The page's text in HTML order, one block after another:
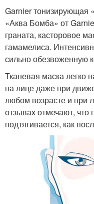
Garnier тонизирующая
«Аква Бомба» от
граната, касторовое
гамамелиса.
сильно обезвоженную
Тканевая маска легко
на лице даже при
любом возрасте и при
отзывах отмечают, что
подтягивается, как